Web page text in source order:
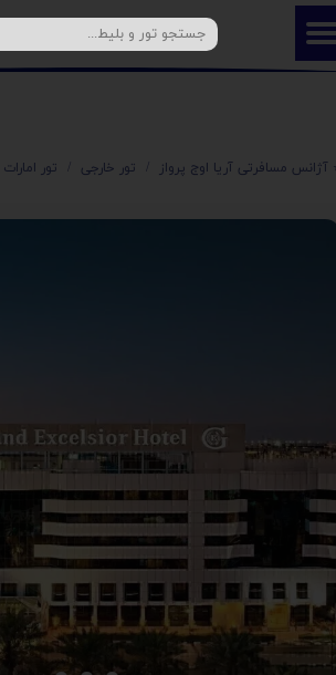
آژانس مسافرتی آریا اوج پرواز تور خارجی تور امارات